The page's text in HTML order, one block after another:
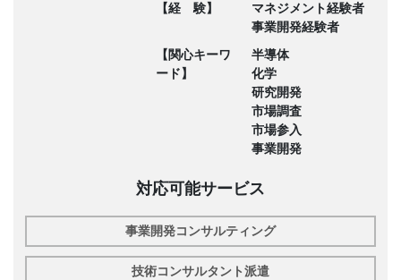
【経 験】
マネジメント経験者
事業開発経験者
【関心キーワ
ード】
半導体
化学
研究開発
市場調査
市場参入
事業開発
対応可能サービス
事業開発コンサルティング
技術コンサルタント派遣